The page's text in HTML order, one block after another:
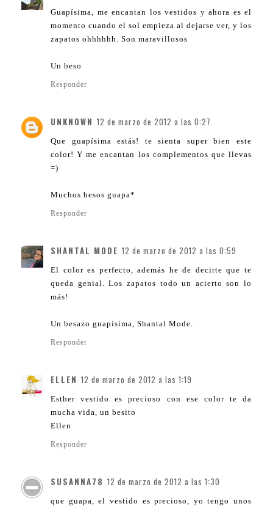
Guapísima, me encantan los vestidos y ahora es el
momento cuando el sol empieza al dejarse ver, y los
zapatos ohhhhhh. Son maravillosos
Un beso
Responder
UNKNOWN 12 de marzo de 2012 a las 0:27
Que guapísima estás! te sienta super bien este
color! Y me encantan los complementos que llevas
=)
Muchos besos guapa*
Responder
SHANTAL MODE 12 de marzo de 2012 a las 0:59
El color es perfecto, además he de decirte que te
queda genial. Los zapatos todo un acierto son lo
más!
Un besazo guapísima, Shantal Mode.
Responder
ELLEN 12 de marzo de 2012 a las 1:19
Esther vestido es precioso con ese color te da
mucha vida, un besito
Ellen
Responder
SUSANNA78 12 de marzo de 2012 a las 1:30
que guapa, el vestido es precioso, yo tengo unos